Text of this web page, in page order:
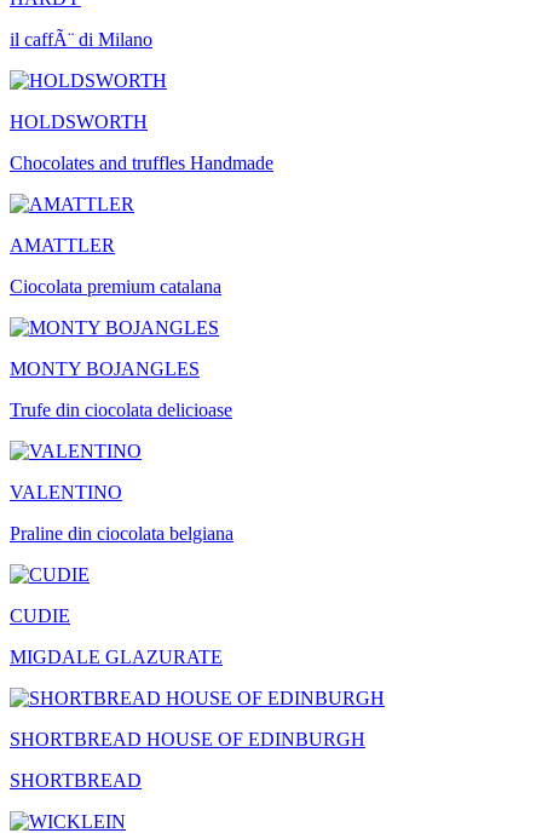
il caffÃ¨ di Milano
HOLDSWORTH
Chocolates and truffles Handmade
AMATTLER
Ciocolata premium catalana
MONTY BOJANGLES
Trufe din ciocolata delicioase
VALENTINO
Praline din ciocolata belgiana
CUDIE
MIGDALE GLAZURATE
SHORTBREAD HOUSE OF EDINBURGH
SHORTBREAD